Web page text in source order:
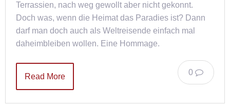
Terrassien, nach weg gewollt aber nicht gekonnt.
Doch was, wenn die Heimat das Paradies ist? Dann
darf man doch auch als Weltreisende einfach mal
daheimbleiben wollen. Eine Hommage.
0
Read More